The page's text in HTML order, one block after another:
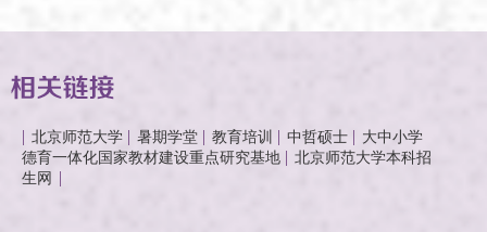
北京师范大学 暑期学堂 教育培训 中哲硕士
大中小学
德育一体化国家教材建设重点研究基地
北京师范大学本科招
生网